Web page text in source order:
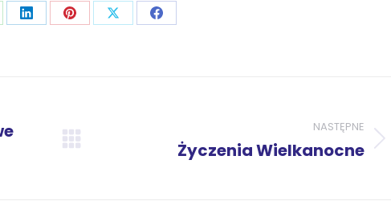
UdostępnijUdostępnijUdostępnijUdostępnij
NASTĘPNE
Życzenia Wielkanocne